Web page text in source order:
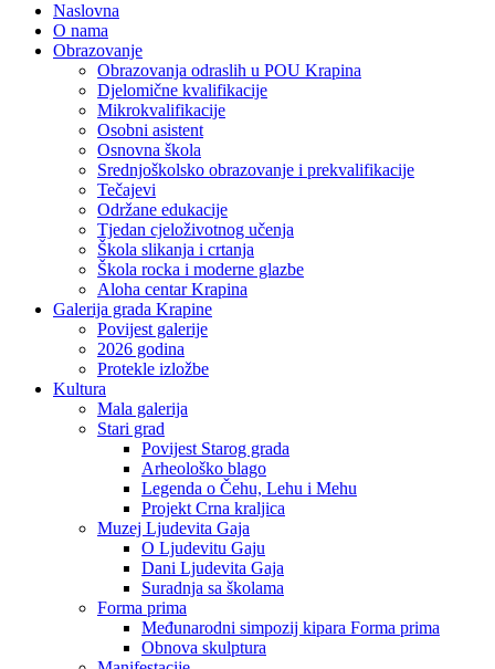
Naslovna
O nama
Obrazovanje
Obrazovanja odraslih u POU Krapina
Djelomične kvalifikacije
Mikrokvalifikacije
Osobni asistent
Osnovna škola
Srednjoškolsko obrazovanje i prekvalifikacije
Tečajevi
Održane edukacije
Tjedan cjeloživotnog učenja
Škola slikanja i crtanja
Škola rocka i moderne glazbe
Aloha centar Krapina
Galerija grada Krapine
Povijest galerije
2026 godina
Protekle izložbe
Kultura
Mala galerija
Stari grad
Povijest Starog grada
Arheološko blago
Legenda o Čehu, Lehu i Mehu
Projekt Crna kraljica
Muzej Ljudevita Gaja
O Ljudevitu Gaju
Dani Ljudevita Gaja
Suradnja sa školama
Forma prima
Međunarodni simpozij kipara Forma prima
Obnova skulptura